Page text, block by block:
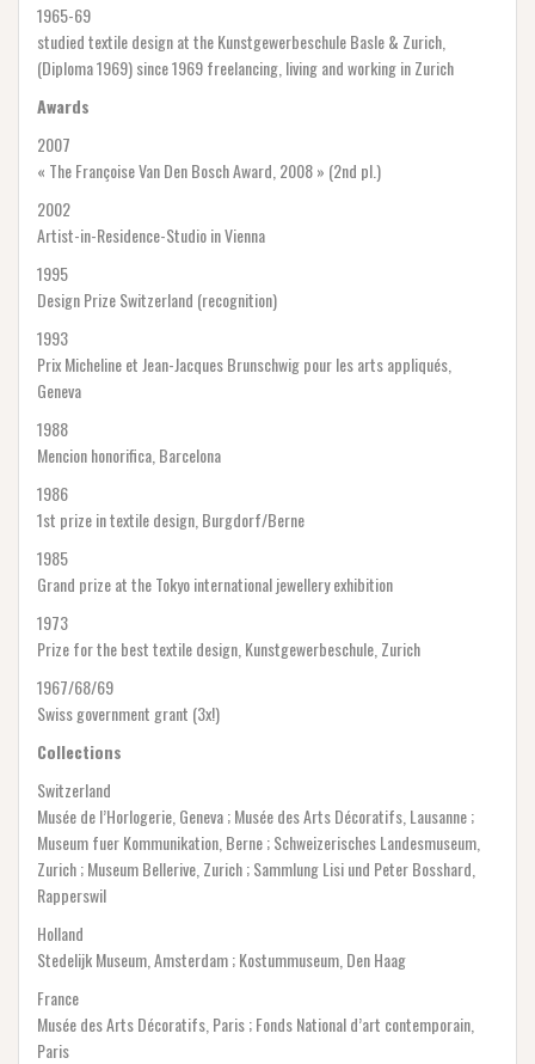
1965-69
studied textile design at the Kunstgewerbeschule Basle & Zurich,
(Diploma 1969) since 1969 freelancing, living and working in Zurich
Awards
2007
« The Françoise Van Den Bosch Award, 2008 » (2nd pl.)
2002
Artist-in-Residence-Studio in Vienna
1995
Design Prize Switzerland (recognition)
1993
Prix Micheline et Jean-Jacques Brunschwig pour les arts appliqués,
Geneva
1988
Mencion honorifica, Barcelona
1986
1st prize in textile design, Burgdorf/Berne
1985
Grand prize at the Tokyo international jewellery exhibition
1973
Prize for the best textile design, Kunstgewerbeschule, Zurich
1967/68/69
Swiss government grant (3x!)
Collections
Switzerland
Musée de l’Horlogerie, Geneva ; Musée des Arts Décoratifs, Lausanne ;
Museum fuer Kommunikation, Berne ; Schweizerisches Landesmuseum,
Zurich ; Museum Bellerive, Zurich ; Sammlung Lisi und Peter Bosshard,
Rapperswil
Holland
Stedelijk Museum, Amsterdam ; Kostummuseum, Den Haag
France
Musée des Arts Décoratifs, Paris ; Fonds National d’art contemporain,
Paris